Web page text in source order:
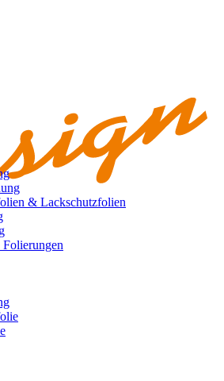
& Lackschutzfolien